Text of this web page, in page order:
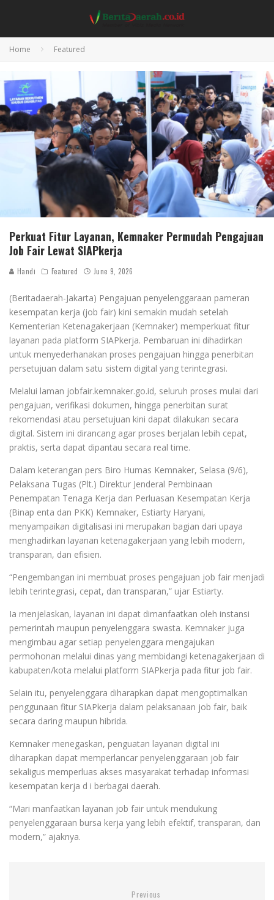
Home Featured
Perkuat Fitur Layanan, Kemnaker Permudah Pengajuan
Job Fair Lewat SIAPkerja
Handi Featured June 9, 2026
(Beritadaerah-Jakarta) Pengajuan penyelenggaraan pameran
kesempatan kerja (job fair) kini semakin mudah setelah
Kementerian Ketenagakerjaan (Kemnaker) memperkuat fitur
layanan pada platform SIAPkerja. Pembaruan ini dihadirkan
untuk menyederhanakan proses pengajuan hingga penerbitan
persetujuan dalam satu sistem digital yang terintegrasi.
Melalui laman jobfair.kemnaker.go.id, seluruh proses mulai dari
pengajuan, verifikasi dokumen, hingga penerbitan surat
rekomendasi atau persetujuan kini dapat dilakukan secara
digital. Sistem ini dirancang agar proses berjalan lebih cepat,
praktis, serta dapat dipantau secara real time.
Dalam keterangan pers Biro Humas Kemnaker, Selasa (9/6),
Pelaksana Tugas (Plt.) Direktur Jenderal Pembinaan
Penempatan Tenaga Kerja dan Perluasan Kesempatan Kerja
(Binap enta dan PKK) Kemnaker, Estiarty Haryani,
menyampaikan digitalisasi ini merupakan bagian dari upaya
menghadirkan layanan ketenagakerjaan yang lebih modern,
transparan, dan efisien.
“Pengembangan ini membuat proses pengajuan job fair menjadi
lebih terintegrasi, cepat, dan transparan,” ujar Estiarty.
Ia menjelaskan, layanan ini dapat dimanfaatkan oleh instansi
pemerintah maupun penyelenggara swasta. Kemnaker juga
mengimbau agar setiap penyelenggara mengajukan
permohonan melalui dinas yang membidangi ketenagakerjaan di
kabupaten/kota melalui platform SIAPkerja pada fitur job fair.
Selain itu, penyelenggara diharapkan dapat mengoptimalkan
penggunaan fitur SIAPkerja dalam pelaksanaan job fair, baik
secara daring maupun hibrida.
Kemnaker menegaskan, penguatan layanan digital ini
diharapkan dapat memperlancar penyelenggaraan job fair
sekaligus memperluas akses masyarakat terhadap informasi
kesempatan kerja d i berbagai daerah.
“Mari manfaatkan layanan job fair untuk mendukung
penyelenggaraan bursa kerja yang lebih efektif, transparan, dan
modern,” ajaknya.
Previous